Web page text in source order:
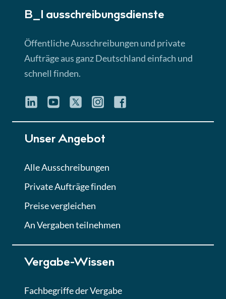
Lektion 3
► 4:31 Min
Quiz
Eignung im Vergabeverfahren
Lektion 6
Abgabe von Angeboten
Lektion
Lektion 7
Finales Quiz
B_I ausschreibungs­dienste
Öffentliche Ausschreibungen und private
Aufträge aus ganz Deutschland einfach und
schnell finden.
Unser Angebot
Alle Ausschreibungen
Private Aufträge finden
Preise vergleichen
An Vergaben teilnehmen
Vergabe-Wissen
Fachbegriffe der Vergabe